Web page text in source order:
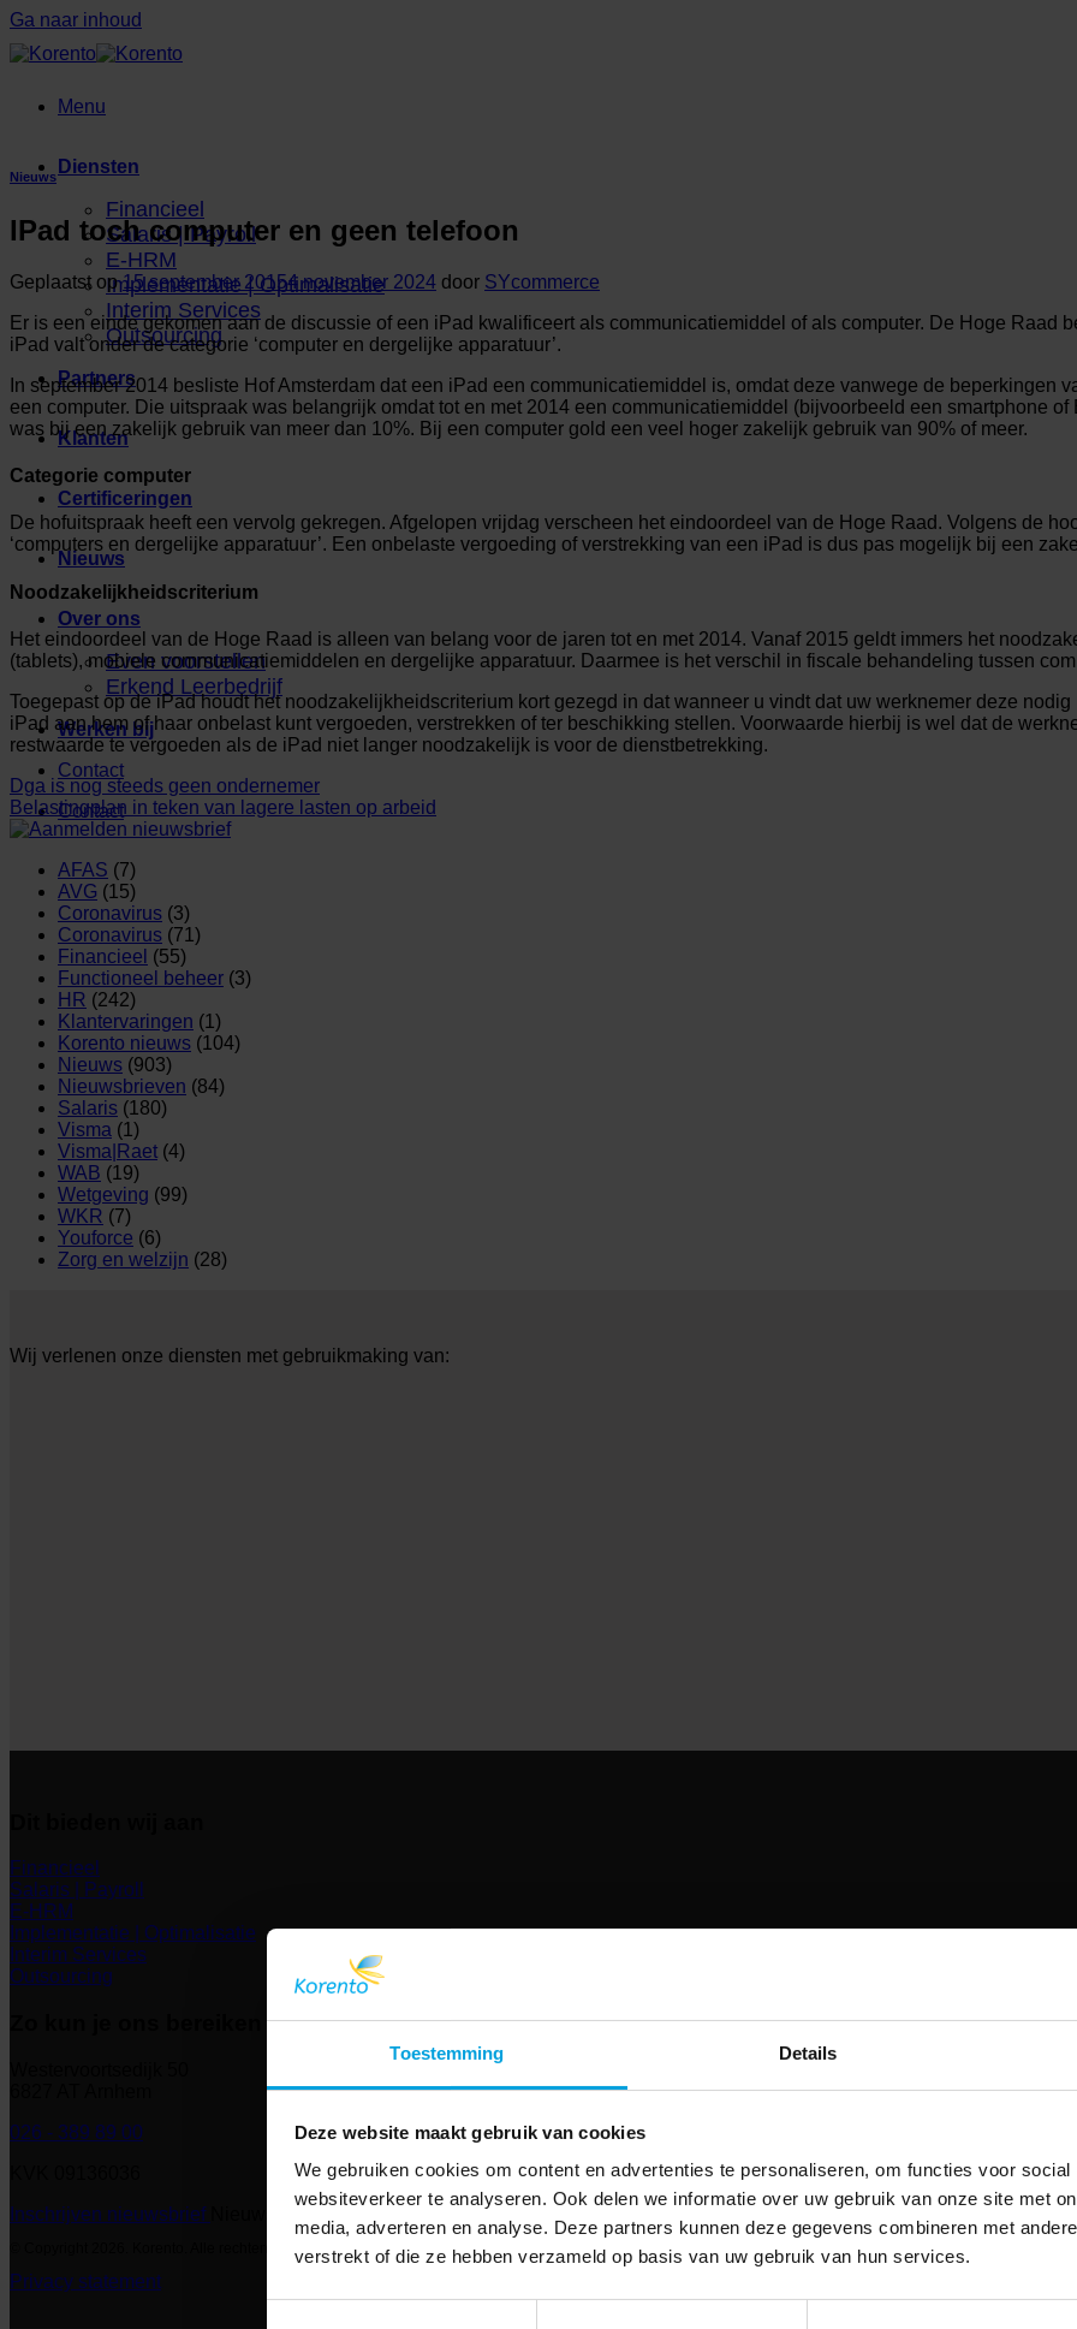
Toestemming Details
Deze website maakt gebruik van cookies
We gebruiken cookies om content en advertenties te personaliseren, om functies voor
websiteverkeer te analyseren. Ook delen we informatie over uw gebruik van onze site met
media, adverteren en analyse. Deze partners kunnen deze gegevens combineren met
verstrekt of die ze hebben verzameld op basis van uw gebruik van hun services.
Ga naar inhoud
Menu
Diensten
Financieel
Salaris | Payroll
E-HRM
Implementatie | Optimalisatie
Interim Services
Outsourcing
Partners
Klanten
Certificeringen
Nieuws
Over ons
Even voorstellen
Erkend Leerbedrijf
Werken bij
Contact
Contact
Nieuws
IPad toch computer en geen telefoon
Geplaatst op15 september 20154 november 2024 door SYcommerce
Er is een einde gekomen aan de discussie of een iPad kwalificeert als communicatiemiddel of als computer. De Hoge Raad
iPad valt onder de categorie ‘computer en dergelijke apparatuur’.
In september 2014 besliste Hof Amsterdam dat een iPad een communicatiemiddel is, omdat deze vanwege de beperkingen
een computer. Die uitspraak was belangrijk omdat tot en met 2014 een communicatiemiddel (bijvoorbeeld een smartphone
was bij een zakelijk gebruik van meer dan 10%. Bij een computer gold een veel hoger zakelijk gebruik van 90% of meer.
Categorie computer
De hofuitspraak heeft een vervolg gekregen. Afgelopen vrijdag verscheen het eindoordeel van de Hoge Raad. Volgens de
‘computers en dergelijke apparatuur’. Een onbelaste vergoeding of verstrekking van een iPad is dus pas mogelijk bij een
Noodzakelijkheidscriterium
Het eindoordeel van de Hoge Raad is alleen van belang voor de jaren tot en met 2014. Vanaf 2015 geldt immers het
(tablets), mobiele communicatiemiddelen en dergelijke apparatuur. Daarmee is het verschil in fiscale behandeling tussen
Toegepast op de iPad houdt het noodzakelijkheidscriterium kort gezegd in dat wanneer u vindt dat uw werknemer deze
iPad aan hem of haar onbelast kunt vergoeden, verstrekken of ter beschikking stellen. Voorwaarde hierbij is wel dat de
restwaarde te vergoeden als de iPad niet langer noodzakelijk is voor de dienstbetrekking.
Dga is nog steeds geen ondernemer
Belastingplan in teken van lagere lasten op arbeid
AFAS (7)
AVG (15)
Coronavirus (3)
Coronavirus (71)
Financieel (55)
Functioneel beheer (3)
HR (242)
Klantervaringen (1)
Korento nieuws (104)
Nieuws (903)
Nieuwsbrieven (84)
Salaris (180)
Visma (1)
Visma|Raet (4)
WAB (19)
Wetgeving (99)
WKR (7)
Youforce (6)
Zorg en welzijn (28)
Wij verlenen onze diensten met gebruikmaking van:
Financieel
Salaris | Payroll
E-HRM
Implementatie | Optimalisatie
Interim Services
Outsourcing
026 - 389 89 00
Inschrijven nieuwsbrief
© Copyright 2026. Korento. Alle rechten voorbehouden
Privacy statement